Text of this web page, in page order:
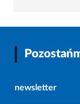
newsletter